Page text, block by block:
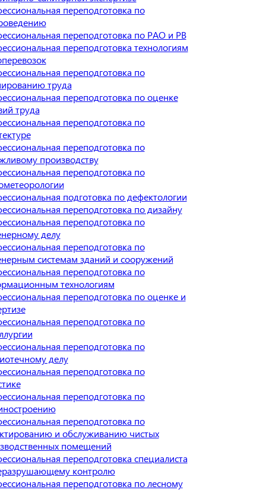
переподготовка по
переподготовка по РАО и РВ
переподготовка технологиям
переподготовка по
труда
переподготовка по оценке
труда
переподготовка по
переподготовка по
производству
переподготовка по
подготовка по дефектологии
переподготовка по дизайну
переподготовка по
делу
переподготовка по
системам зданий и сооружений
переподготовка по
технологиям
переподготовка по оценке и
переподготовка по
переподготовка по
делу
переподготовка по
переподготовка по
переподготовка по
и обслуживанию чистых
помещений
переподготовка специалиста
контролю
переподготовка по лесному